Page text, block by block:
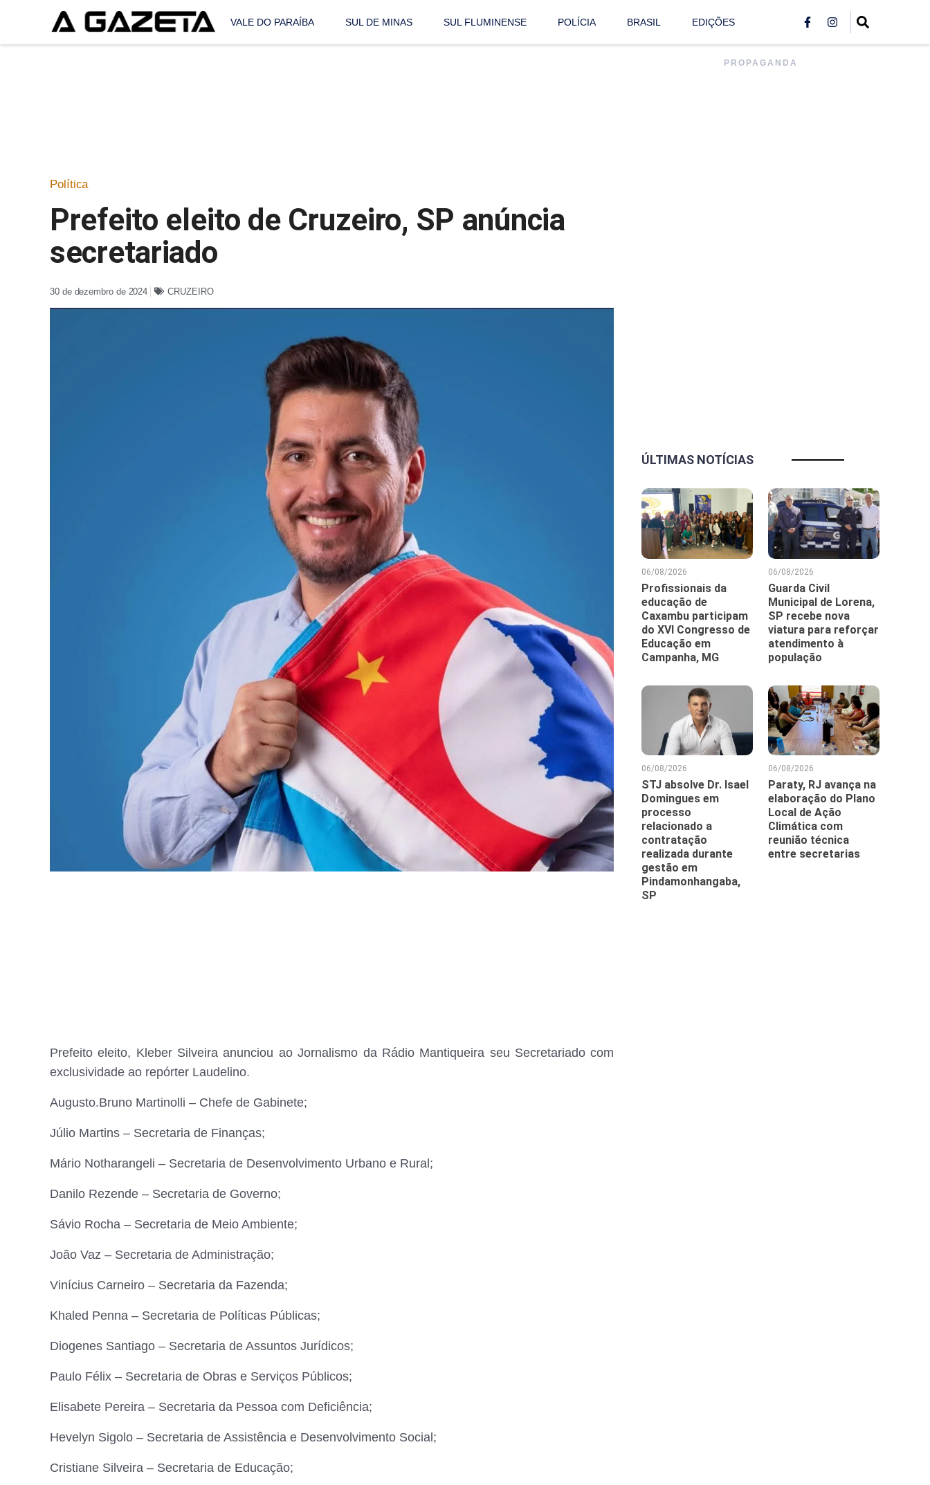
VALE DO PARAÍBA SUL DE MINAS SUL FLUMINENSE POLÍCIA BRASIL EDIÇÕES
Política
Prefeito eleito de Cruzeiro, SP anúncia
secretariado
30 de dezembro de 2024 CRUZEIRO
Prefeito eleito, Kleber Silveira anunciou ao Jornalismo da Rádio Mantiqueira seu Secretariado com
exclusividade ao repórter Laudelino.
Augusto.Bruno Martinolli – Chefe de Gabinete;
Júlio Martins – Secretaria de Finanças;
Mário Notharangeli – Secretaria de Desenvolvimento Urbano e Rural;
Danilo Rezende – Secretaria de Governo;
Sávio Rocha – Secretaria de Meio Ambiente;
João Vaz – Secretaria de Administração;
Vinícius Carneiro – Secretaria da Fazenda;
Khaled Penna – Secretaria de Políticas Públicas;
Diogenes Santiago – Secretaria de Assuntos Jurídicos;
Paulo Félix – Secretaria de Obras e Serviços Públicos;
Elisabete Pereira – Secretaria da Pessoa com Deficiência;
Hevelyn Sigolo – Secretaria de Assistência e Desenvolvimento Social;
Cristiane Silveira – Secretaria de Educação;
PROPAGANDA
ÚLTIMAS NOTÍCIAS
06/08/2026
Profissionais da
educação de
Caxambu participam
do XVI Congresso de
Educação em
Campanha, MG
06/08/2026
Guarda Civil
Municipal de Lorena,
SP recebe nova
viatura para reforçar
atendimento à
população
06/08/2026
STJ absolve Dr. Isael
Domingues em
processo
relacionado a
contratação
realizada durante
gestão em
Pindamonhangaba,
SP
06/08/2026
Paraty, RJ avança na
elaboração do Plano
Local de Ação
Climática com
reunião técnica
entre secretarias